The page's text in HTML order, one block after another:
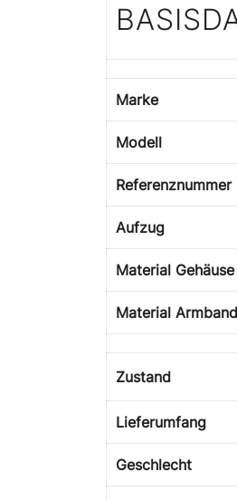
Marke
Modell
Referenznummer
Aufzug
Material Gehäuse
Material Armband
Zustand
Lieferumfang
Geschlecht